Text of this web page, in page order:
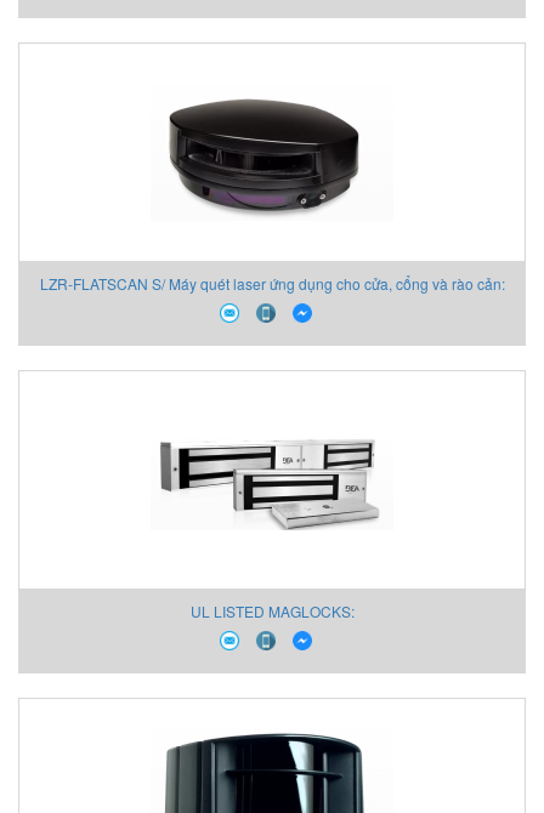
LZR-FLATSCAN S/ Máy quét laser ứng dụng cho cửa, cổng và rào cản:
UL LISTED MAGLOCKS: